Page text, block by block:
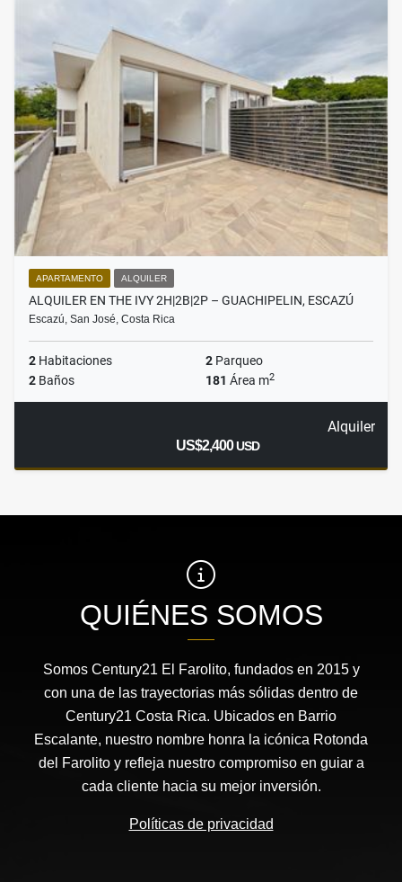
APARTAMENTO ALQUILER
ALQUILER EN THE IVY 2H|2B|2P – GUACHIPELIN, ESCAZÚ
Escazú, San José, Costa Rica
2 Habitaciones 2 Parqueo
2 Baños 181 Área m2
Alquiler
US$2,400USD
QUIÉNES SOMOS
Somos Century21 El Farolito, fundados en 2015 y
con una de las trayectorias más sólidas dentro de
Century21 Costa Rica. Ubicados en Barrio
Escalante, nuestro nombre honra la icónica Rotonda
del Farolito y refleja nuestro compromiso en guiar a
cada cliente hacia su mejor inversión.
Políticas de privacidad